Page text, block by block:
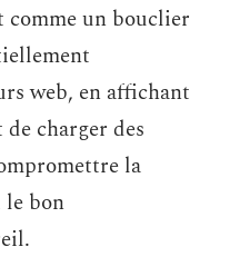
comme un bouclier
web, en affichant
charger des
la
le bon